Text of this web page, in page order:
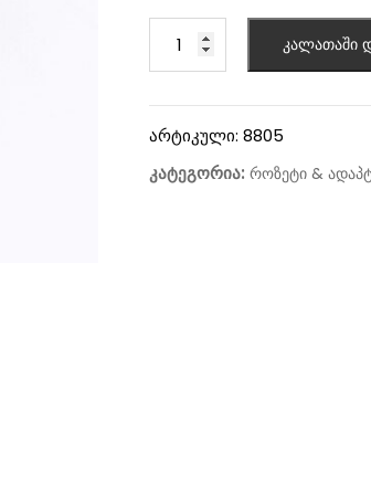
კალათაში
არტიკული: 8805
კატეგორია: როზეტი &